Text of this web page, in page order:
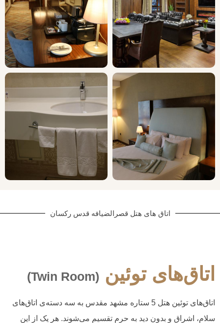
اتاق های هتل قصرالضیافه قدس رکسان
اتاق‌های توئین (Twin Room)
اتاق‌های توئین هتل 5 ستاره مشهد مقدس به سه دسته‌ی اتاق‌های
سلام، اشراق و بدون دید به حرم تقسیم می‌شوند. هر یک از این